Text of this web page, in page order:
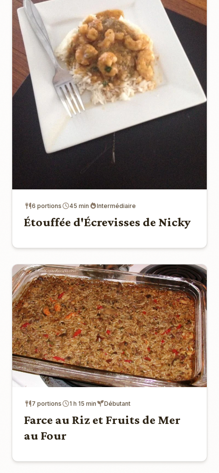
6 portions 45 min Intermédiaire
Étouffée d'Écrevisses de Nicky
7 portions 1 h 15 min Débutant
Farce au Riz et Fruits de Mer
au Four